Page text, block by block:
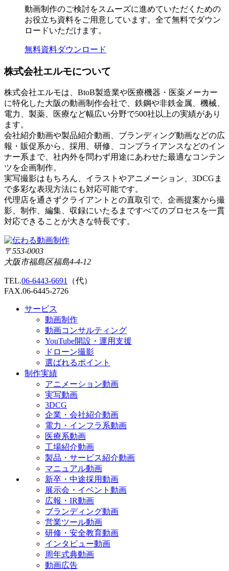
動画制作のご検討をスムーズに進めていただくための
お役立ち資料をご用意しています。全て無料でダウン
ロードいただけます。
無料資料ダウンロード
株式会社エルモについて
株式会社エルモは、BtoB製造業や医療機器・医薬メーカー
に特化した大阪の動画制作会社で、鉄鋼や非鉄金属、機械、
電力、製薬、医療など幅広い分野で500社以上の実績があり
ます。
会社紹介動画や製品紹介動画、ブランディング動画などの広
報・販促系から、採用、研修、コンプライアンスなどのイン
ナー系まで、社内外を問わず用途にあわせた最適なコンテン
ツを企画制作。
実写撮影はもちろん、イラストやアニメーション、3DCGま
で多彩な表現方法にも対応可能です。
代理店を通さずクライアントとの直取引で、企画提案から撮
影、制作、編集、収録にいたるまですべてのプロセスを一貫
対応できることが大きな特長です。
〒553-0003
大阪市福島区福島4-4-12
TEL.06-6443-6691
（代）
FAX.06-6445-2726
サービス
動画制作
動画コンサルティング
YouTube開設・運用支援
ドローン撮影
選ばれるポイント
制作実績
アニメーション動画
実写動画
3DCG
企業・会社紹介動画
電力・インフラ系動画
医療系動画
工場紹介動画
製品・サービス紹介動画
マニュアル動画
新卒・中途採用動画
展示会・イベント動画
広報・IR動画
ブランディング動画
営業ツール動画
研修・安全教育動画
インタビュー動画
周年式典動画
動画広告